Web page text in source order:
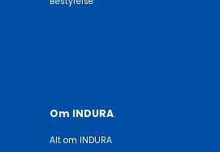
Om INDURA
Alt om INDURA